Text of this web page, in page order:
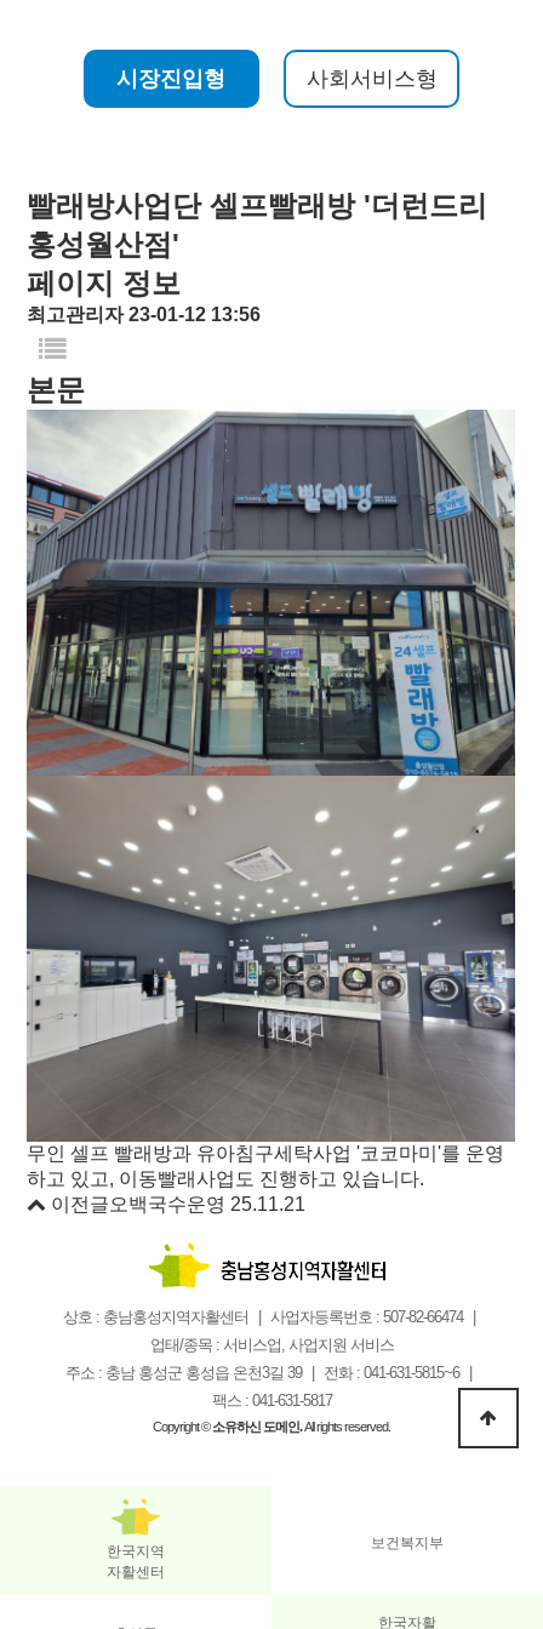
시장진입형 사회서비스형
빨래방사업단 셀프빨래방 '더런드리
홍성월산점'
페이지 정보
최고관리자 23-01-12 13:56
본문
무인 셀프 빨래방과 유아침구세탁사업 '코코마미'를 운영
하고 있고, 이동빨래사업도 진행하고 있습니다.
이전글오백국수운영 25.11.21
한국지역
자활센터
보건복지부
한국자활
상호 : 충남홍성지역자활센터
사업자등록번호 : 507-82-66474
업태/종목 : 서비스업, 사업지원 서비스
주소 : 충남 홍성군 홍성읍 온천3길 39
전화 : 041-631-5815~6
팩스 : 041-631-5817
Copyright ©소유하신 도메인.All rights reserved.